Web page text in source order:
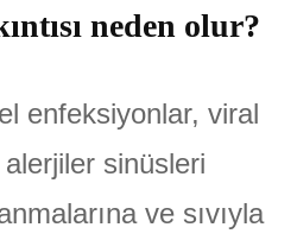
neden olur?
enfeksiyonlar, viral
sinüsleri
ve sıvıyla